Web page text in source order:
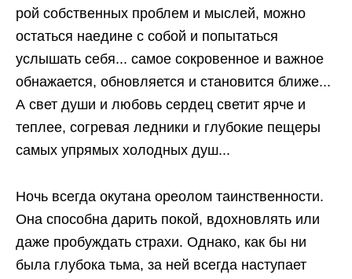
рой собственных проблем и мыслей, можно
остаться наедине с собой и попытаться
услышать себя... самое сокровенное и важное
обнажается, обновляется и становится ближе...
А свет души и любовь сердец светит ярче и
теплее, согревая ледники и глубокие пещеры
самых упрямых холодных душ...
Ночь всегда окутана ореолом таинственности.
Она способна дарить покой, вдохновлять или
даже пробуждать страхи. Однако, как бы ни
была глубока тьма, за ней всегда наступает